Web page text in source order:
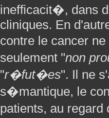
inefficacit�, dans
cliniques. En
contre le cancer
seulement "non
"r�fut�es". Il ne
s�mantique, le
patients, au